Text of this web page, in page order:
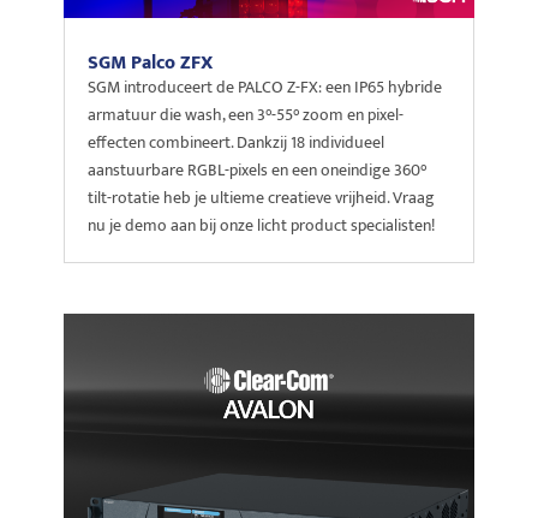
SGM Palco ZFX
SGM introduceert de PALCO Z-FX: een IP65 hybride
armatuur die wash, een 3°-55° zoom en pixel-
effecten combineert. Dankzij 18 individueel
aanstuurbare RGBL-pixels en een oneindige 360°
tilt-rotatie heb je ultieme creatieve vrijheid. Vraag
nu je demo aan bij onze licht product specialisten!